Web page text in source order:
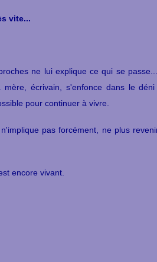
vite...
ne lui explique ce qui se
écrivain, s'enfonce dans le
pour continuer à vivre.
pas forcément, ne plus
encore vivant.